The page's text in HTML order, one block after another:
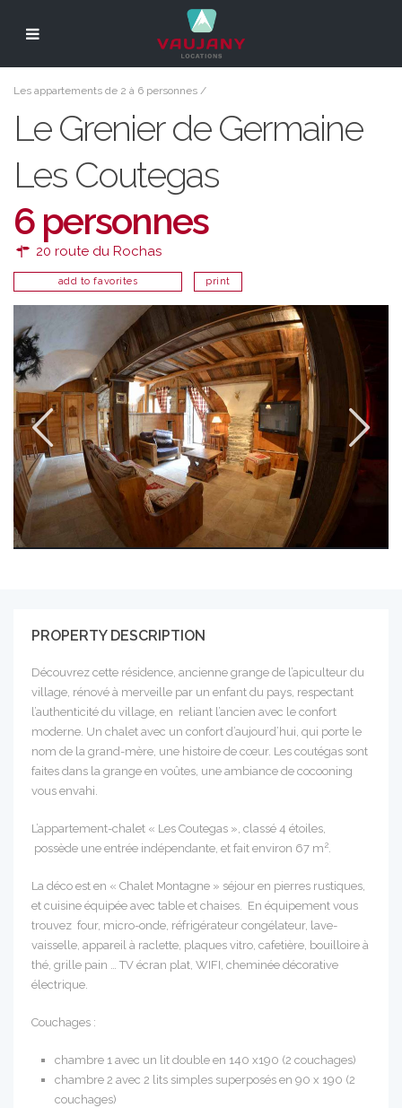
Les appartements de 2 à 6 personnes /
Le Grenier de Germaine
Les Coutegas
6 personnes
20 route du Rochas
add to favorites print
PROPERTY DESCRIPTION
Découvrez cette résidence, ancienne grange de l’apiculteur du
village, rénové à merveille par un enfant du pays, respectant
l’authenticité du village, en reliant l’ancien avec le confort
moderne. Un chalet avec un confort d’aujourd’hui, qui porte le
nom de la grand-mère, une histoire de cœur. Les coutégas sont
faites dans la grange en voûtes, une ambiance de cocooning
vous envahi.
L’appartement-chalet « Les Coutegas », classé 4 étoiles,
possède une entrée indépendante, et fait environ 67 m2.
La déco est en « Chalet Montagne » séjour en pierres rustiques,
et cuisine équipée avec table et chaises. En équipement vous
trouvez four, micro-onde, réfrigérateur congélateur, lave-
vaisselle, appareil à raclette, plaques vitro, cafetière, bouilloire à
thé, grille pain … TV écran plat, WIFI, cheminée décorative
électrique.
Couchages :
chambre 1 avec un lit double en 140 x190 (2 couchages)
chambre 2 avec 2 lits simples superposés en 90 x 190 (2
couchages)